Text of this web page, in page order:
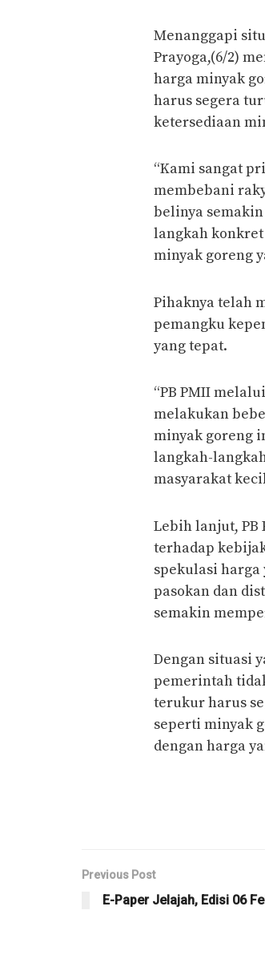
Menanggapi
Prayoga,(6/2)
harga minyak
harus segera
ketersediaan
“Kami sangat
membebani
belinya
langkah
minyak goreng
Pihaknya telah
pemangku
yang tepat.
“PB PMII
melakukan
minyak goreng
langkah-
masyarakat
Lebih lanjut, PB
terhadap
spekulasi harga
pasokan dan
semakin
Dengan situasi
pemerintah
terukur harus
seperti minyak
dengan harga
Previous Post
E-Paper Jelajah, Edisi 06